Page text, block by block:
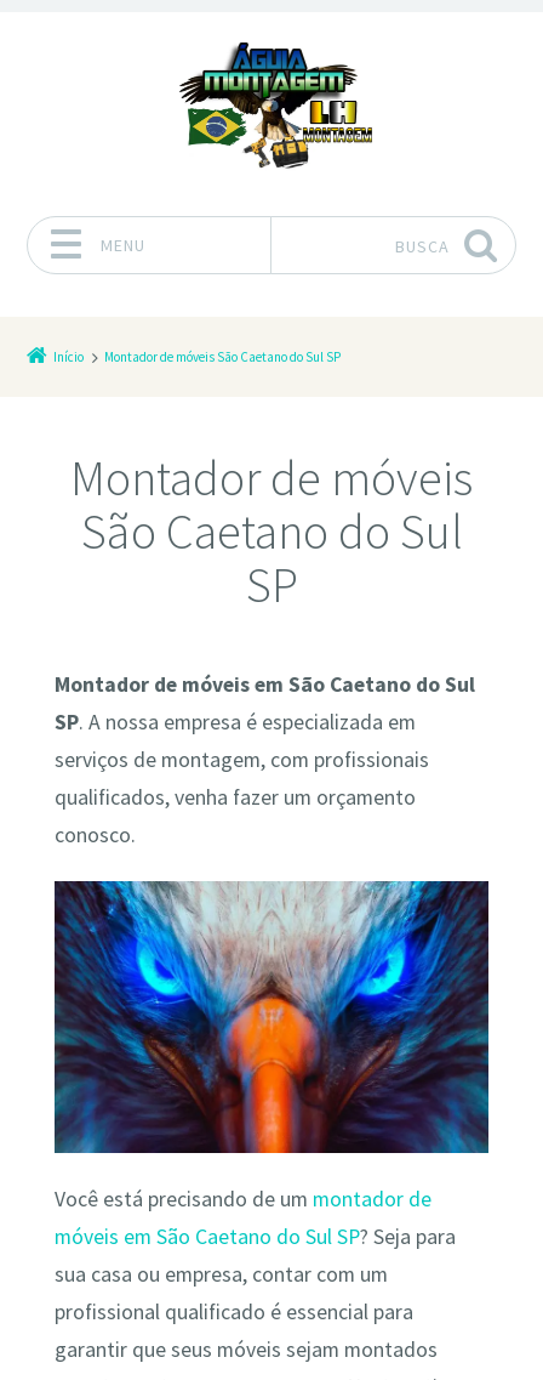
MENU BUSCA
Início Montador de móveis São Caetano do Sul SP
Montador de móveis
São Caetano do Sul
SP
Montador de móveis em São Caetano do Sul
SP. A nossa empresa é especializada em
serviços de montagem, com profissionais
qualificados, venha fazer um orçamento
conosco.
Você está precisando de um montador de
móveis em São Caetano do Sul SP? Seja para
sua casa ou empresa, contar com um
profissional qualificado é essencial para
garantir que seus móveis sejam montados